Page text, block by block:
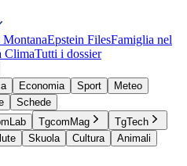
MontanaEpstein FilesFamiglia nel
ClimaTutti i dossier
Economia Sport
Meteo
Schede
TgcomMag
TgTech
Skuola Cultura
Animali